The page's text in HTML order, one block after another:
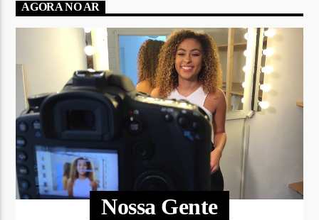
AGORA NO AR
Nossa Gente